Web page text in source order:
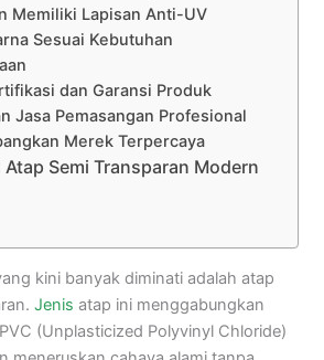
Memiliki Lapisan Anti-UV
Sesuai Kebutuhan
dan Garansi Produk
Jasa Pemasangan Profesional
Merek Terpercaya
Atap Semi Transparan Modern
kini banyak diminati adalah atap
Jenis atap ini menggabungkan
(Unplasticized Polyvinyl Chloride)